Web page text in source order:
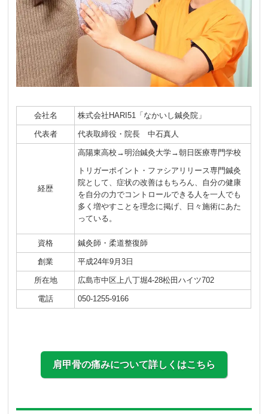
会社名 株式会社HARI51「なかいし鍼灸院」
代表者 代表取締役・院長 中石真人
経歴
高陽東高校→明治鍼灸大学→朝日医療専門学校
トリガーポイント・ファシアリリース専門鍼灸
院として、症状の改善はもちろん、自分の健康
を自分の力でコントロールできる人を一人でも
多く増やすことを理念に掲げ、日々施術にあた
っている。
資格 鍼灸師・柔道整復師
創業 平成24年9月3日
所在地 広島市中区上八丁堀4-28松田ハイツ702
電話 050-1255-9166
肩甲骨の痛みについて詳しくはこちら